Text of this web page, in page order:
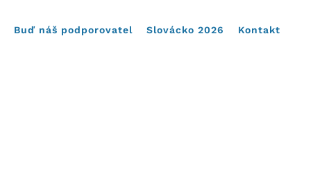
Buď náš podporovatel Slovácko 2026 Kontakt